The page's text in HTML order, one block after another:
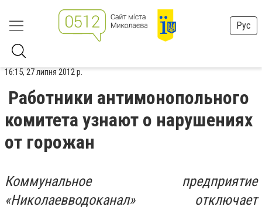
Рус
16:15, 27 липня 2012 р.
Работники антимонопольного
комитета узнают о нарушениях
от горожан
Коммунальное предприятие
«Николаевводоканал» отключает